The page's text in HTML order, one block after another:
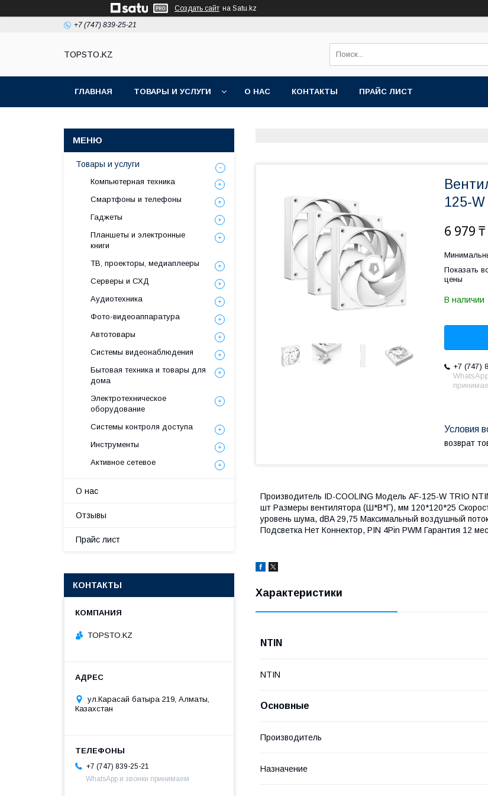
Создать сайт на Satu.kz
+7 (747) 839-25-21
TOPSTO.KZ
ГЛАВНАЯ ТОВАРЫ И УСЛУГИ О НАС КОНТАКТЫ ПРАЙС ЛИСТ
125-
6 979 ₸
Показать
цены
В наличии
+7 (747)
возврат
Производитель ID-COOLING Модель AF-125-W TRIO
шт Размеры вентилятора (Ш*В*Г), мм 120*120*25
уровень шума, dBA 29,75 Максимальный воздушный
Подсветка Нет Коннектор, PIN 4Pin PWM Гарантия 12
Характеристики
NTIN
NTIN
Основные
Производитель
Назначение
Товары и услуги
Компьютерная техника
Смартфоны и телефоны
Гаджеты
Планшеты и электронные
книги
ТВ, проекторы, медиаплееры
Серверы и СХД
Аудиотехника
Фото-видеоаппаратура
Автотовары
Системы видеонаблюдения
Бытовая техника и товары для
дома
Электротехническое
оборудование
Системы контроля доступа
Инструменты
Активное сетевое
О нас
Отзывы
Прайс лист
КОНТАКТЫ
TOPSTO.KZ
ул.Карасай батыра 219, Алматы,
Казахстан
+7 (747) 839-25-21
WhatsApp и звонки принимаем